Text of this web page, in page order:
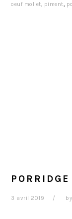
oeuf mollet
piment
3 avril 2019 by